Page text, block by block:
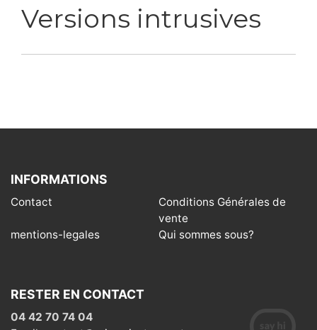
Versions intrusives
INFORMATIONS
Contact
Conditions Générales de
vente
mentions-legales
Qui sommes sous?
RESTER EN CONTACT
04 42 70 74 04